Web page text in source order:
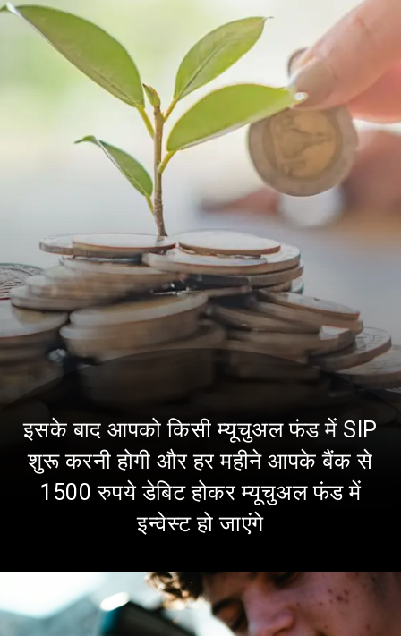
इसके बाद आपको किसी म्यूचुअल फंड में SIP
शुरू करनी होगी और हर महीने आपके बैंक से
1500 रुपये डेबिट होकर म्यूचुअल फंड में
इन्वेस्ट हो जाएंगे